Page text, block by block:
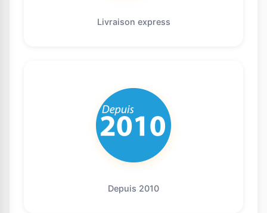
Livraison express
Depuis 2010